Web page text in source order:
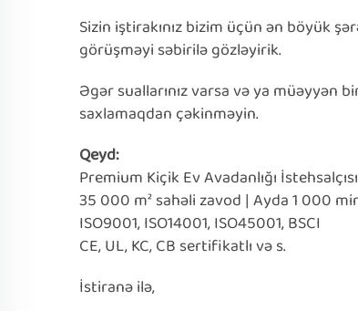
Sizin iştirakınız bizim üçün ən böyük
görüşməyi səbirilə gözləyirik.
Əgər suallarınız varsa və ya müəyyən
saxlamaqdan çəkinməyin.
Qeyd:
Premium Kiçik Ev Avadanlığı İstehsalçısı
35 000 m² sahəli zavod | Ayda 1 000
ISO9001, ISO14001, ISO45001, BSCI
CE, UL, KC, CB sertifikatlı və s.
İstiranə ilə,